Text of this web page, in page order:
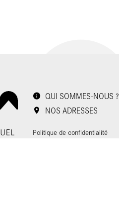
QUI SOMMES-NOUS ?
NOS ADRESSES
Politique de confidentialité